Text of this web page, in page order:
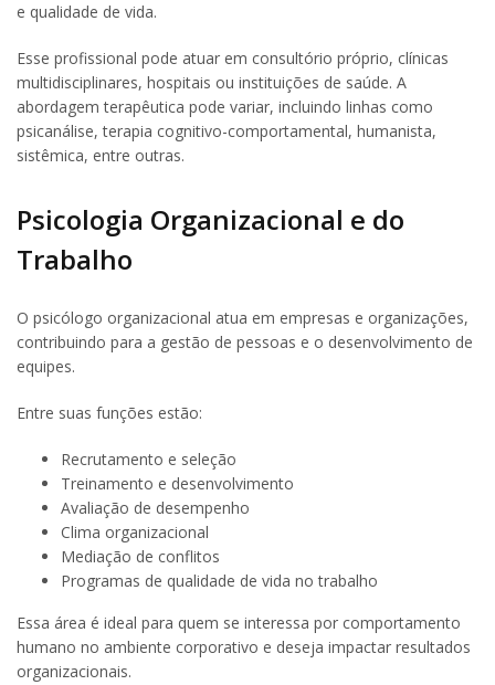
e qualidade de vida.
Esse profissional pode atuar em consultório próprio, clínicas
multidisciplinares, hospitais ou instituições de saúde. A
abordagem terapêutica pode variar, incluindo linhas como
psicanálise, terapia cognitivo-comportamental, humanista,
sistêmica, entre outras.
Psicologia Organizacional e do
Trabalho
O psicólogo organizacional atua em empresas e organizações,
contribuindo para a gestão de pessoas e o desenvolvimento de
equipes.
Entre suas funções estão:
Recrutamento e seleção
Treinamento e desenvolvimento
Avaliação de desempenho
Clima organizacional
Mediação de conflitos
Programas de qualidade de vida no trabalho
Essa área é ideal para quem se interessa por comportamento
humano no ambiente corporativo e deseja impactar resultados
organizacionais.